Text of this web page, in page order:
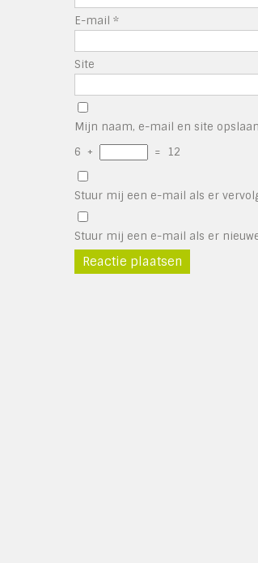
E-mail *
Site
Mijn naam, e-mail en site
6 + = 12
Stuur mij een e-mail als er
Stuur mij een e-mail als er